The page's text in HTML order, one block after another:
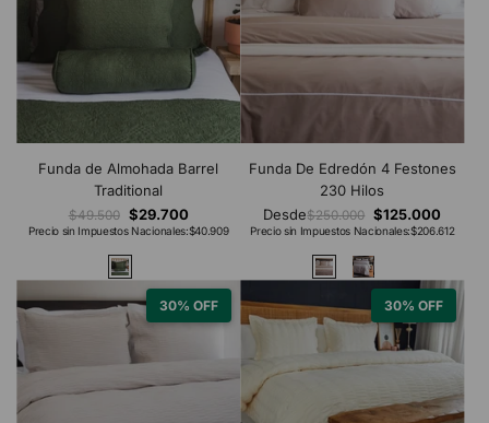
Funda de Almohada Barrel
Traditional
$49.500 $29.700
Precio sin Impuestos Nacionales:$40.909
Funda De Edredón 4 Festones
230 Hilos
Desde$250.000 $125.000
Precio sin Impuestos Nacionales:$206.612
30% OFF 30% OFF